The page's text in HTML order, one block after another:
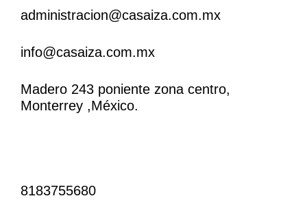
administracion@casaiza.com.mx
info@casaiza.com.mx
Madero 243 poniente zona centro,
Monterrey ,México.
8183755680